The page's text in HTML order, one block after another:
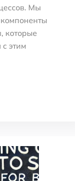
Мы
которые
этим